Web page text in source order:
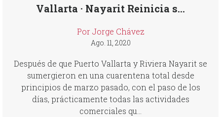
Vallarta · Nayarit Reinicia s...
Por Jorge Chávez
Ago. 11, 2020
Después de que Puerto Vallarta y Riviera Nayarit se
sumergieron en una cuarentena total desde
principios de marzo pasado, con el paso de los
días, prácticamente todas las actividades
comerciales qu...